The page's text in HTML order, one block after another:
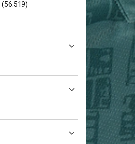
(56.519)